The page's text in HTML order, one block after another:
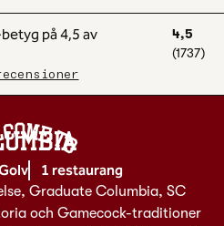
4,5
(1737)
To
1 restaurang
Graduate Columbia, SC
och Gamecock-traditioner